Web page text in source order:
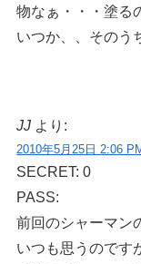
物なぁ・・・塗る
いつか、、そのう
JJ より:
2010年5月25日 2:06
SECRET: 0
PASS:
前回のシャーマン
いつも思うのです